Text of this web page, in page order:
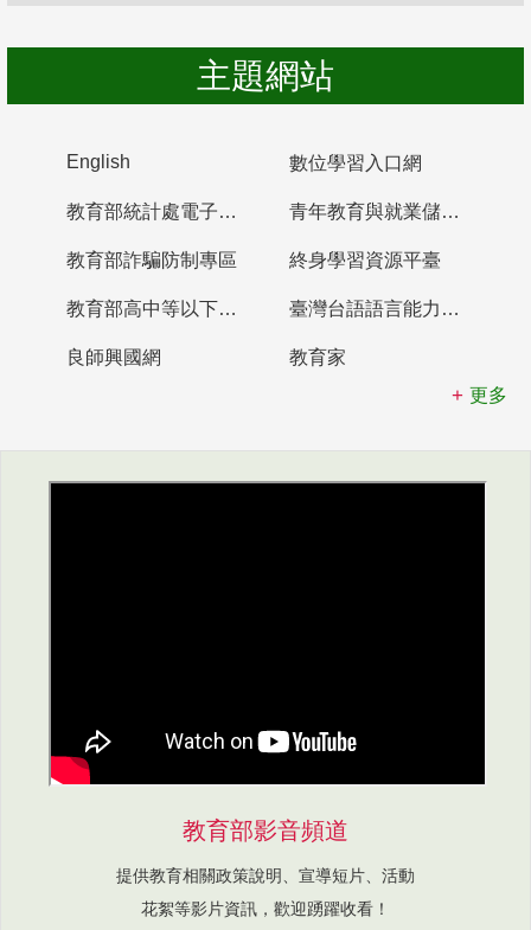
主題網站
English 數位學習入口網
教育部統計處電子書櫃 青年教育與就業儲蓄帳戶
教育部詐騙防制專區 終身學習資源平臺
教育部高中等以下學校及幼兒園教師資格檢定考試 臺灣台語語言能力認證網站
良師興國網
教育家
更多
教育部影音頻道
提供教育相關政策說明、宣導短片、活動
花絮等影片資訊，歡迎踴躍收看！